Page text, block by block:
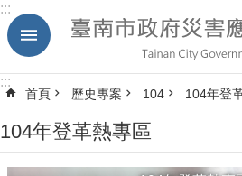
跳到主要內容區塊
:::
:::
首頁 歷史專案 104 104年登
104年登革熱專區